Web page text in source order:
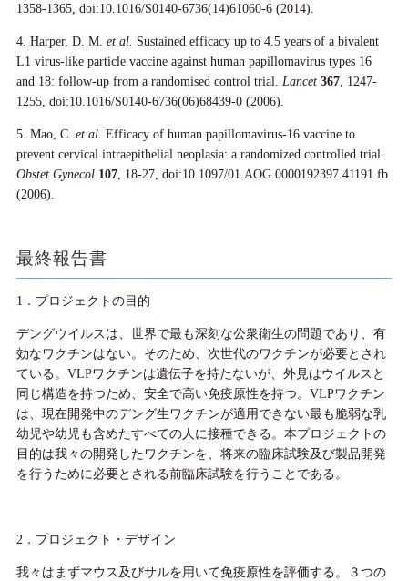
1358-1365, doi:10.1016/S0140-6736(14)61060-6 (2014).
4. Harper, D. M. et al. Sustained efficacy up to 4.5 years of a bivalent
L1 virus-like particle vaccine against human papillomavirus types 16
and 18: follow-up from a randomised control trial. Lancet 367 , 1247-
1255, doi:10.1016/S0140-6736(06)68439-0 (2006).
5. Mao, C. et al. Efficacy of human papillomavirus-16 vaccine to
prevent cervical intraepithelial neoplasia: a randomized controlled trial.
Obstet Gynecol 107 , 18-27, doi:10.1097/01.AOG.0000192397.41191.fb
(2006).
最終報告書
1．プロジェクトの目的
デングウイルスは、世界で最も深刻な公衆衛生の問題であり、有
効なワクチンはない。そのため、次世代のワクチンが必要とされ
ている。VLPワクチンは遺伝子を持たないが、外見はウイルスと
同じ構造を持つため、安全で高い免疫原性を持つ。VLPワクチン
は、現在開発中のデング生ワクチンが適用できない最も脆弱な乳
幼児や幼児も含めたすべての人に接種できる。本プロジェクトの
目的は我々の開発したワクチンを、将来の臨床試験及び製品開発
を行うために必要とされる前臨床試験を行うことである。
2．プロジェクト・デザイン
我々はまずマウス及びサルを用いて免疫原性を評価する。３つの